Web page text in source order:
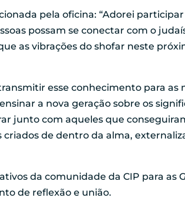
pela oficina: “Adorei
possam se conectar com o
as vibrações do shofar neste
esse conhecimento para as
a nova geração sobre os
junto com aqueles que
criados de dentro da alma,
da comunidade da CIP para as
de reflexão e união.